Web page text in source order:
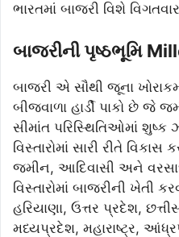
ભારતમાં બાજરી વિશે
બાજરીની પૃષ્ઠભૂમિ
બાજરી એ સૌથી જૂના
બીજવાળા હાર્ડી પાકો છે
સીમાંત પરિસ્થિતિઓમાં
વિસ્તારોમાં સારી રીતે
જમીન, આદિવાસી અને
વિસ્તારોમાં બાજરીની ખેતી
હરિયાણા, ઉત્તર પ્રદેશ,
મધ્યપ્રદેશ, મહારાષ્ટ્ર,